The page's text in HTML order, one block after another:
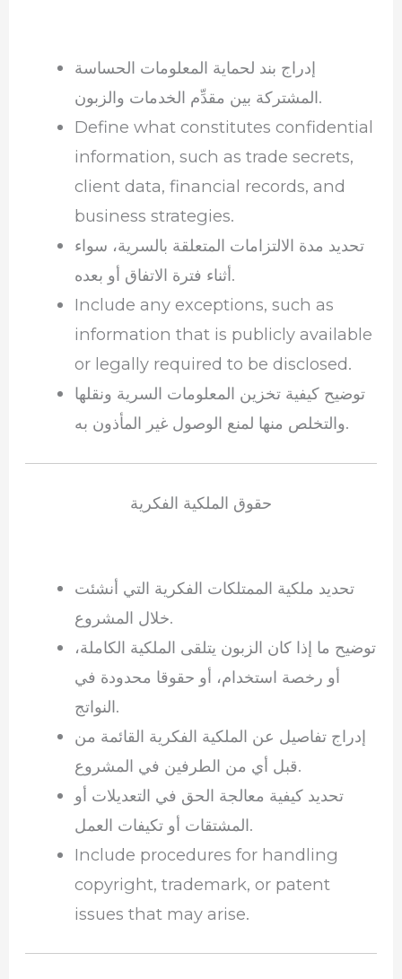
إدراج بند لحماية المعلومات الحساسة
المشتركة بين مقدِّم الخدمات والزبون.
Define what constitutes confidential
information, such as trade secrets,
client data, financial records, and
business strategies.
تحديد مدة الالتزامات المتعلقة بالسرية، سواء
أثناء فترة الاتفاق أو بعده.
Include any exceptions, such as
information that is publicly available
or legally required to be disclosed.
توضيح كيفية تخزين المعلومات السرية ونقلها
والتخلص منها لمنع الوصول غير المأذون به.
حقوق الملكية الفكرية
تحديد ملكية الممتلكات الفكرية التي أنشئت
خلال المشروع.
توضيح ما إذا كان الزبون يتلقى الملكية الكاملة،
أو رخصة استخدام، أو حقوقا محدودة في
النواتج.
إدراج تفاصيل عن الملكية الفكرية القائمة من
قبل أي من الطرفين في المشروع.
تحديد كيفية معالجة الحق في التعديلات أو
المشتقات أو تكيفات العمل.
Include procedures for handling
copyright, trademark, or patent
issues that may arise.